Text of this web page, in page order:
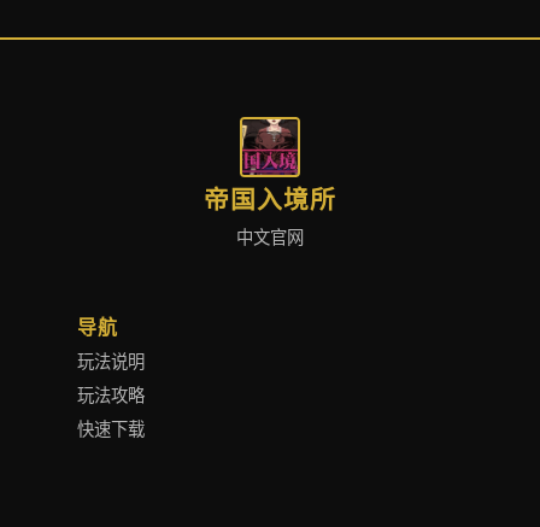
帝国入境所
中文官网
导航
玩法说明
玩法攻略
快速下载